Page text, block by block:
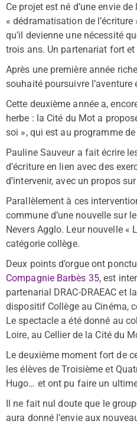
Ce projet est né d’une envie
« dédramatisation de
qu’il devienne une nécessité
trois ans. Un partenariat fort
Après une première année
souhaité poursuivre l’aventure
Cette deuxième année a,
herbe : la Cité du Mot a
soi », qui est au programme
Pauline Sauveur a fait écrire
d’écriture en lien avec des
d’intervenir, avec un propos
Parallèlement à ces
commune d’une nouvelle sur
Nevers Agglo. Leur nouvelle «
catégorie collège.
Deux points d’orgue ont
Compagnie Barbès 35, est
partenarial DRAC-DRAEAC et
dispositif Collège au Cinéma,
Le spectacle a été donné au
Loire, au Cellier de la Cité du
Le deuxième moment fort de
les élèves de Troisième et
Hugo… et ont pu faire un
Il ne fait nul doute que le
aura donné l’envie aux